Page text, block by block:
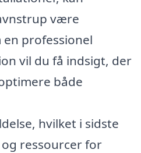
være
en professionel
vil du få indsigt, der
både
hvilket i sidste
ressourcer for